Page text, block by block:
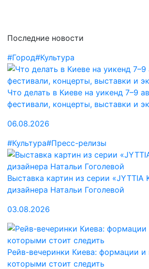
Последние новости
#Город#Культура
Что делать в Киеве на уикенд 7–9
фестивали, концерты, выставки и
06.08.2026
#Культура#Пресс-релизы
Выставка картин из серии «JYTTIA
дизайнера Натальи Гоголевой
03.08.2026
Рейв-вечеринки Киева: формации и
которыми стоит следить